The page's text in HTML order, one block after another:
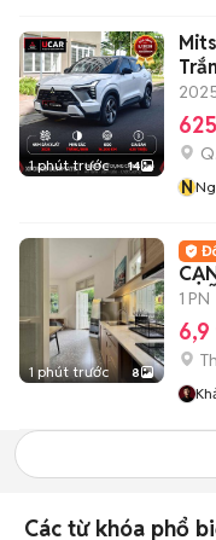
1 phút trước 14
N
1 phút trước 8
1 PN
Các từ khóa phổ